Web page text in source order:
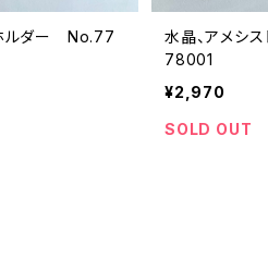
ルダー No.77
水晶、アメシ
78001
¥2,970
SOLD OUT